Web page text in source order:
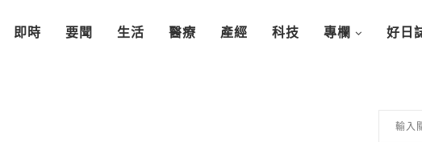
即時 要聞 生活 醫療 產經 科技 專欄 好日